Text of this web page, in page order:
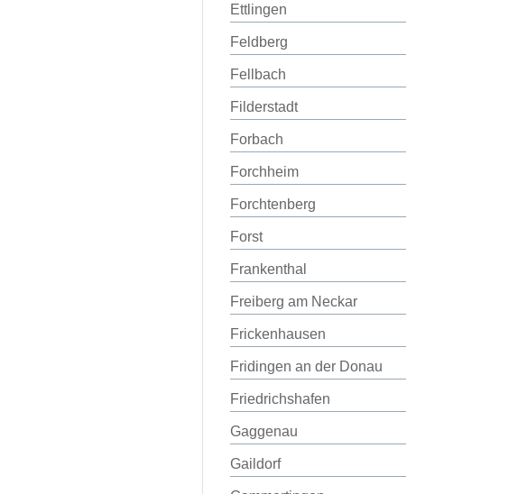
Ettlingen
Feldberg
Fellbach
Filderstadt
Forbach
Forchheim
Forchtenberg
Forst
Frankenthal
Freiberg am Neckar
Frickenhausen
Fridingen an der Donau
Friedrichshafen
Gaggenau
Gaildorf